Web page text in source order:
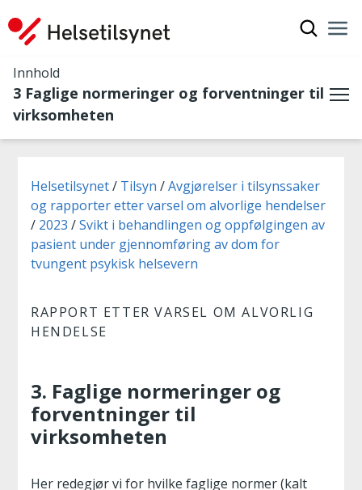
Innhold
3 Faglige normeringer og forventninger til
virksomheten
Du er her:
Helsetilsynet Tilsyn
Avgjørelser i tilsynssaker
og rapporter etter varsel om alvorlige hendelser
2023
Svikt i behandlingen og oppfølgingen av
pasient under gjennomføring av dom for
tvungent psykisk helsevern
RAPPORT ETTER VARSEL OM ALVORLIG
HENDELSE
3. Faglige normeringer og
forventninger til
virksomheten
Her redegjør vi for hvilke faglige normer (kalt